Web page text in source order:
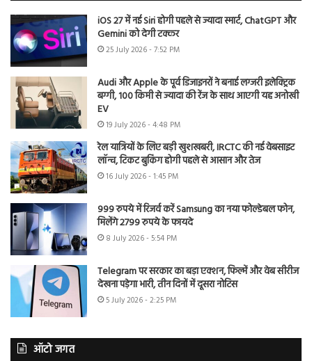
iOS 27 में नई Siri होगी पहले से ज्यादा स्मार्ट, ChatGPT और
Gemini को देगी टक्कर
25 July 2026 - 7:52 PM
Audi और Apple के पूर्व डिजाइनरों ने बनाई लग्जरी इलेक्ट्रिक
बग्गी, 100 किमी से ज्यादा की रेंज के साथ आएगी यह अनोखी
EV
19 July 2026 - 4:48 PM
रेल यात्रियों के लिए बड़ी खुशखबरी, IRCTC की नई वेबसाइट
लॉन्च, टिकट बुकिंग होगी पहले से आसान और तेज
16 July 2026 - 1:45 PM
999 रुपये में रिजर्व करें Samsung का नया फोल्डेबल फोन,
मिलेंगे 2799 रुपये के फायदे
8 July 2026 - 5:54 PM
Telegram पर सरकार का बड़ा एक्शन, फिल्में और वेब सीरीज
देखना पड़ेगा भारी, तीन दिनों में दूसरा नोटिस
5 July 2026 - 2:25 PM
ऑटो जगत